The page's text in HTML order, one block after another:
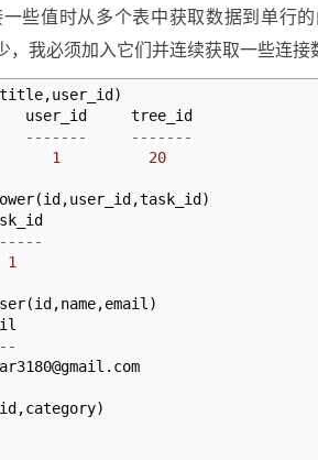
些值时从多个表中获取数据到单行
我必须加入它们并连续获取一些连接
title,user_id )
tree_id
-------
1 20
(id ,user_id ,task_id )
1
(id ,name,email )
id ,category)